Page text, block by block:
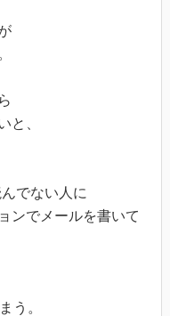
と、
でない人に
ンでメールを書いて
う。